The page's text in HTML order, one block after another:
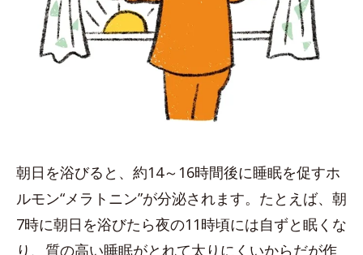
朝日を浴びると、約14～16時間後に睡眠を促すホ
ルモン“メラトニン”が分泌されます。たとえば、朝
7時に朝日を浴びたら夜の11時頃には自ずと眠くな
り、質の高い睡眠がとれて太りにくいからだが作